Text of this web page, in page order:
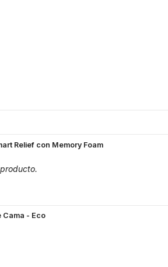
Relief con Memory Foam
Cama - Eco